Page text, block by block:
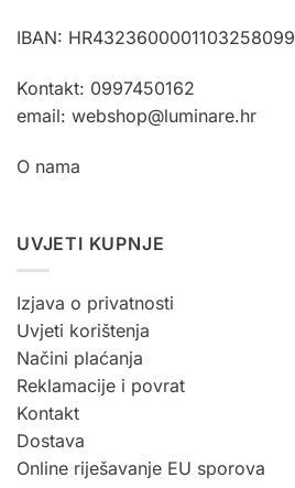
IBAN: HR4323600001103258099
Kontakt: 0997450162
email: webshop@luminare.hr
O nama
UVJETI KUPNJE
Izjava o privatnosti
Uvjeti korištenja
Načini plaćanja
Reklamacije i povrat
Kontakt
Dostava
Online riješavanje EU sporova